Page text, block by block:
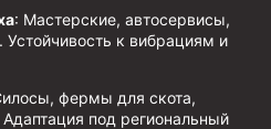
: Мастерские, автосервисы,
Устойчивость к вибрациям и
фермы для скота,
под региональный